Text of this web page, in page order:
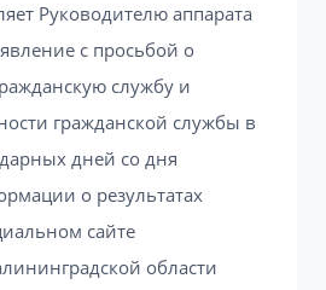
Руководителю аппарата
с просьбой о
службу и
гражданской службы в
дней со дня
о результатах
сайте
области